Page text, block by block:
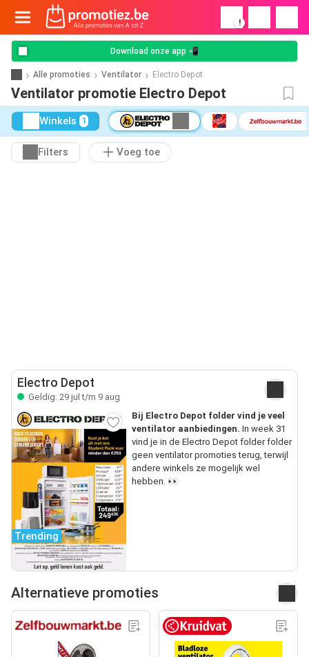
!
Download onze app 📲
Alle promoties Ventilator Electro Depot
Ventilator promotie Electro Depot
Winkels 1
Filters Voeg toe
Electro Depot
Geldig: 29 jul t/m 9 aug
Trending
Bij Electro Depot folder vind je veel
ventilator aanbiedingen. In week 31
vind je in de Electro Depot folder folder
geen ventilator promoties terug, terwijl
andere winkels ze mogelijk wel
hebben. 👀
Alternatieve promoties